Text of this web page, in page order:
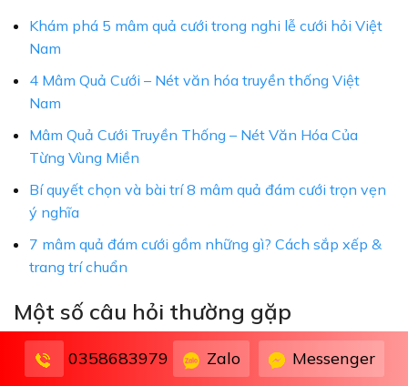
Khám phá 5 mâm quả cưới trong nghi lễ cưới hỏi Việt
Nam
4 Mâm Quả Cưới – Nét văn hóa truyền thống Việt
Nam
Mâm Quả Cưới Truyền Thống – Nét Văn Hóa Của
Từng Vùng Miền
Bí quyết chọn và bài trí 8 mâm quả đám cưới trọn vẹn
ý nghĩa
7 mâm quả đám cưới gồm những gì? Cách sắp xếp &
trang trí chuẩn
Một số câu hỏi thường gặp
1. Tại sao mâm trầu cau lại quan trọng trong mâm quả
cưới miền Tây?
0358683979 Zalo Messenger